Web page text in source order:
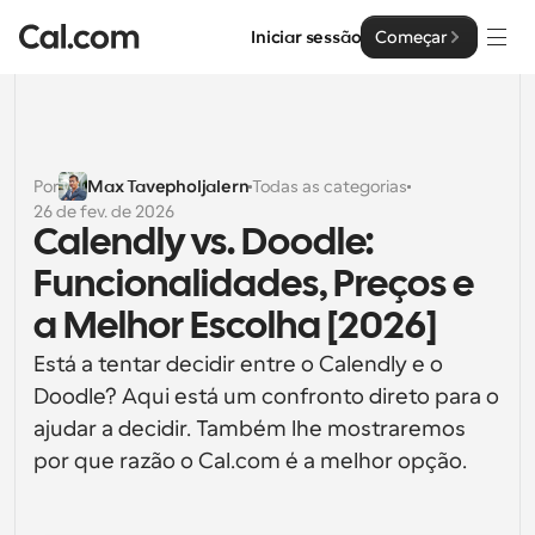
Iniciar sessão Começar
Soluções
Por tamanho da equipa
Para Indivíduos
Agendamento pessoal simplificado
Agendamento colaborativo para grupos
Para Organizações
e segurança
Empresa
Desenvolvedor
Documentação do Desenvolvedor
Documentação para a plataforma Cal.com
Recursos
Por Max TavepholjalernTodas as categorias
26 de fev. de 2026
Calendly vs. Doodle:
Funcionalidades, Preços e
a Melhor Escolha [2026]
Está a tentar decidir entre o Calendly e o
Doodle? Aqui está um confronto direto para o
ajudar a decidir. Também lhe mostraremos
por que razão o Cal.com é a melhor opção.